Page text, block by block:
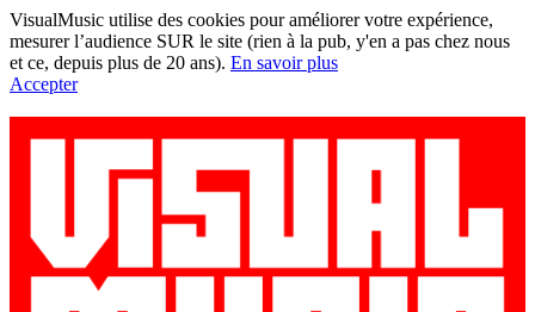
VisualMusic utilise des cookies pour améliorer votre expérience,
mesurer l’audience SUR le site (rien à la pub, y'en a pas chez nous
et ce, depuis plus de 20 ans). En savoir plus
Accepter